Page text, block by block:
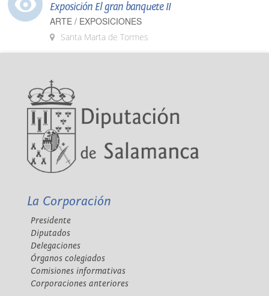
Exposición El gran banquete II
ARTE / EXPOSICIONES
Santa Marta de Tormes
La Corporación
Presidente
Diputados
Delegaciones
Órganos colegiados
Comisiones informativas
Corporaciones anteriores